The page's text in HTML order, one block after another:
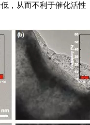
，从而不利于催化活性